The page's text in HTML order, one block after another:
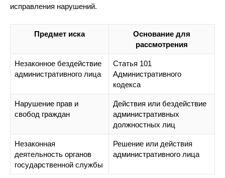
исправления нарушений.
Предмет иска
Основание для
рассмотрения
Незаконное бездействие
административного лица
Статья 101
Административного
кодекса
Нарушение прав и
свобод граждан
Действия или бездействие
административных
должностных лиц
Незаконная
деятельность органов
государственной службы
Решение или действия
административного лица